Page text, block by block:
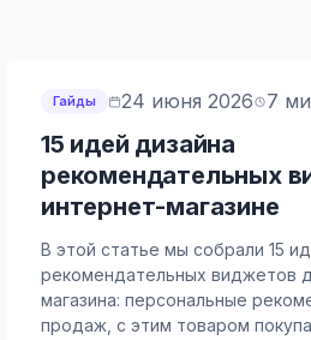
Гайды 24 июня 2026 7
15 идей дизайна
рекомендательных
интернет-магазине
В этой статье мы собрали 15
рекомендательных виджетов
магазина: персональные
продаж, с этим товаром